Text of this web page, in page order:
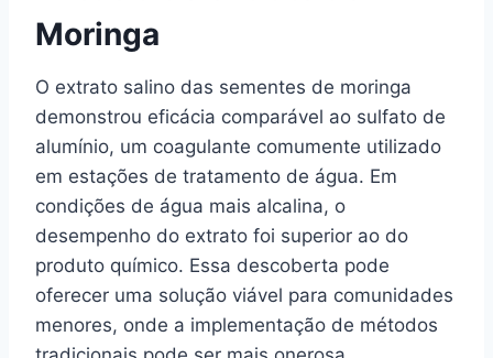
Moringa
O extrato salino das sementes de moringa
demonstrou eficácia comparável ao sulfato de
alumínio, um coagulante comumente utilizado
em estações de tratamento de água. Em
condições de água mais alcalina, o
desempenho do extrato foi superior ao do
produto químico. Essa descoberta pode
oferecer uma solução viável para comunidades
menores, onde a implementação de métodos